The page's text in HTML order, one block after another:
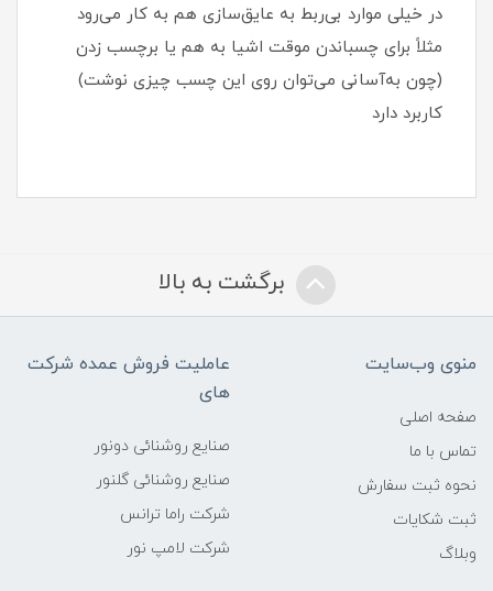
در خیلی موارد بی‌ربط به عایق‌سازی هم به کار می‌رود
مثلاً برای چسباندن موقت اشیا به هم یا برچسب‌ زدن
(چون به‌آسانی می‌توان روی این چسب چیزی نوشت)
کاربرد دارد
برگشت به بالا
منوی وب‌سایت
صفحه اصلی
تماس با ما
نحوه ثبت سفارش
ثبت شکایات
وبلاگ
عاملیت فروش عمده شرکت
های
صنایع روشنائی دونور
صنایع روشنائی گلنور
شرکت راما ترانس
شرکت لامپ نور